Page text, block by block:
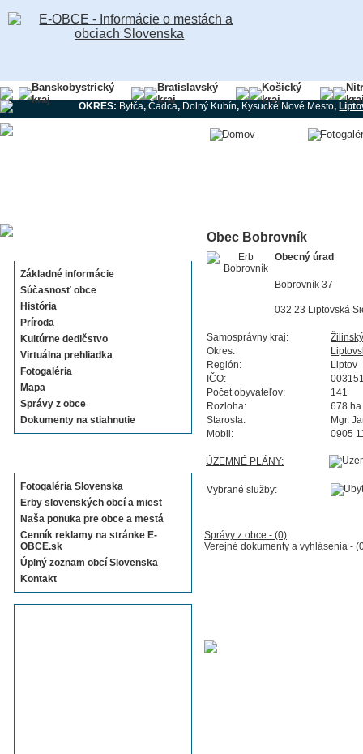
Banskobystrický
kraj
Bratislavský
kraj
Košický
kraj
OKRES: Bytča,Čadca, Dolný Kubín, Kysucké Nové Mesto,
Základné informácie
Súčasnosť obce
História
Príroda
Kultúrne dedičstvo
Virtuálna prehliadka
Fotogaléria
Mapa
Správy z obce
Dokumenty na stiahnutie
Fotogaléria Slovenska
Erby slovenských obcí a miest
Naša ponuka pre obce a mestá
Cenník reklamy na stránke E-
OBCE.sk
Úplný zoznam obcí Slovenska
Kontakt
Obec Bobrovník
Obecný úrad
Bobrovník 37
032 23 Liptovská
Samosprávny kraj:
Žilinský
Okres:
Región:
Liptov
IČO:
Počet obyvateľov:
141
Rozloha:
678 ha
Starosta:
Mgr.
Mobil:
0905
ÚZEMNÉ PLÁNY:
Vybrané služby:
Správy z obce - (0)
Verejné dokumenty a vyhlásenia -